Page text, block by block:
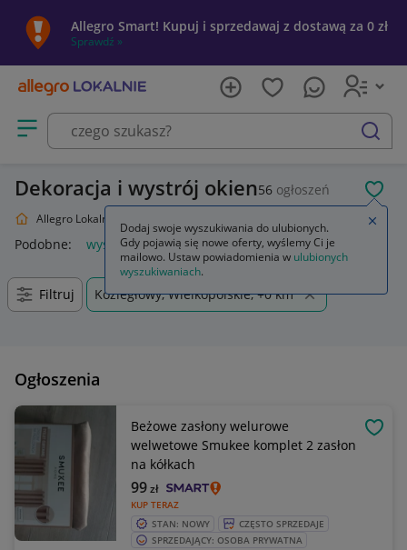
Allegro Smart! Kupuj i sprzedawaj z dostawą za 0 zł
Sprawdź »
Otwórz menu z kategoriami
szukaj
Dekoracja i wystrój okien56 ogłoszeń
Allegro Lokalnie
Podobne: wystrój okien lart wystrój okien
Filtruj Koziegłowy, Wielkopolskie, +0 km
Ogłoszenia
Beżowe zasłony welurowe
welwetowe Smukee komplet 2 zasłon
na kółkach
KUP TERAZ
99zł
STAN: NOWY
CZĘSTO SPRZEDAJE
SPRZEDAJĄCY: OSOBA PRYWATNA
Dodaj swoje wyszukiwania do ulubionych.
Gdy pojawią się nowe oferty, wyślemy Ci je
mailowo. Ustaw powiadomienia w ulubionych
wyszukiwaniach.